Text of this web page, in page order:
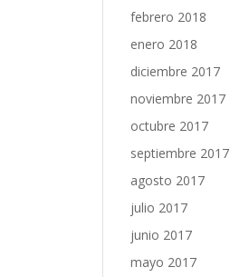
febrero 2018
enero 2018
diciembre 2017
noviembre 2017
octubre 2017
septiembre 2017
agosto 2017
julio 2017
junio 2017
mayo 2017